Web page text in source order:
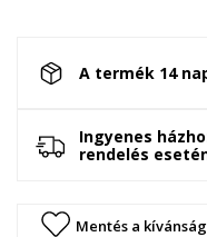
A termék 14
Ingyenes
rendelés
Mentés a